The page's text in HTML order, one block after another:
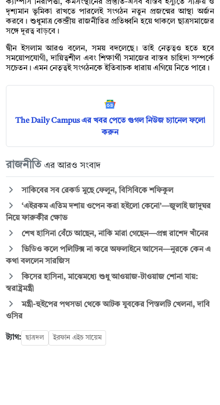
ক্যাম্পাস নিরাপত্তা, কর্মসংস্থানের প্রস্তুতি-এসব বাস্তব ইস্যুতে সক্রিয় ও
দৃশ্যমান ভূমিকা রাখতে পারলেই সংগঠন নতুন প্রজন্মের আস্থা অর্জন
করবে। শুধুমাত্র কেন্দ্রীয় রাজনীতির প্রতিধ্বনি হয়ে থাকলে ছাত্রসমাজের
সঙ্গে দূরত্ব বাড়বে।
দ্বীন ইসলাম আরও বলেন, সময় বদলেছে। তাই নেতৃত্বও হতে হবে
সময়োপযোগী, দায়িত্বশীল এবং শিক্ষার্থী সমাজের বাস্তব চাহিদা সম্পর্কে
সচেতন। এমন নেতৃত্বই সংগঠনকে ইতিবাচক ধারায় এগিয়ে নিতে পারে।
The Daily Campus এর খবর পেতে গুগল নিউজ চ্যানেল ফলো
করুন
রাজনীতি এর আরও সংবাদ
সাকিবের সব রেকর্ড মুছে ফেলুন, বিসিবিকে শফিকুল
‘এইরকম এতিম দশায় ওপেন করা হইলো কেনো’—জুলাই জাদুঘর
নিয়ে ফারুকীর ক্ষোভ
শেখ হাসিনা বেঁচে আছেন, নাকি মারা গেছেন—প্রশ্ন রাশেদ খাঁনের
ভিডিও কলে পলিটিক্স না করে অফলাইনে আসেন—নুরকে কেন এ
কথা বললেন সারজিস
কিসের হাসিনা, মাঝেমধ্যে শুধু আওয়াজ-টাওয়াজ শোনা যায়:
স্বরাষ্ট্রমন্ত্রী
মন্ত্রী-হুইপের পথসভা থেকে আটক যুবকের পিস্তলটি খেলনা, দাবি
ওসির
ট্যাগ: ছাত্রদল ইরফান এইচ সায়েম